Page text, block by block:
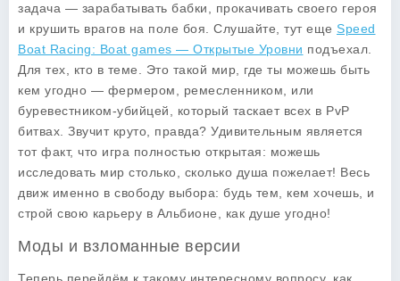
задача — зарабатывать бабки, прокачивать своего героя
и крушить врагов на поле боя. Слушайте, тут еще Speed
Boat Racing: Boat games — Открытые Уровни подъехал.
Для тех, кто в теме. Это такой мир, где ты можешь быть
кем угодно — фермером, ремесленником, или
буревестником-убийцей, который таскает всех в PvP
битвах. Звучит круто, правда? Удивительным является
тот факт, что игра полностью открытая: можешь
исследовать мир столько, сколько душа пожелает! Весь
движ именно в свободу выбора: будь тем, кем хочешь, и
строй свою карьеру в Альбионе, как душе угодно!
Моды и взломанные версии